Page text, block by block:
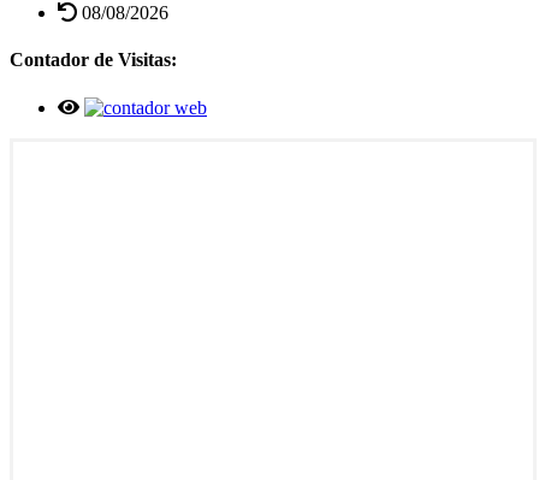
08/08/2026
Contador de Visitas: